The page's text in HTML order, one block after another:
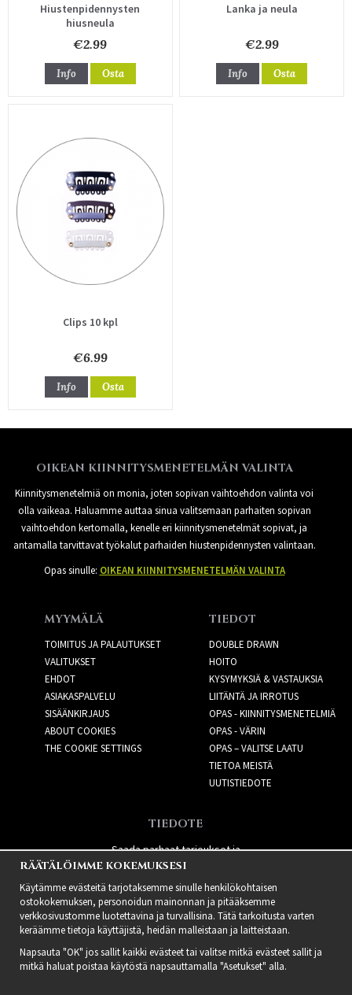
Hiustenpidennysten
hiusneula
€2.99
Info Osta
Lanka ja neula
€2.99
Info Osta
Clips 10 kpl
€6.99
Info Osta
OIKEAN KIINNITYSMENETELMÄN VALINTA
Kiinnitysmenetelmiä on monia, joten sopivan vaihtoehdon valinta voi
olla vaikeaa. Haluamme auttaa sinua valitsemaan parhaiten sopivan
vaihtoehdon kertomalla, kenelle eri kiinnitysmenetelmät sopivat, ja
antamalla tarvittavat työkalut parhaiden hiustenpidennysten valintaan.
Opas sinulle: OIKEAN KIINNITYSMENETELMÄN VALINTA
MYYMÄLÄ
TOIMITUS JA PALAUTUKSET
VALITUKSET
EHDOT
ASIAKASPALVELU
SISÄÄNKIRJAUS
ABOUT COOKIES
THE COOKIE SETTINGS
TIEDOT
DOUBLE DRAWN
HOITO
KYSYMYKSIÄ & VASTAUKSIA
LIITÄNTÄ JA IRROTUS
OPAS - KIINNITYSMENETELMIÄ
OPAS - VÄRIN
OPAS – VALITSE LAATU
TIETOA MEISTÄ
UUTISTIEDOTE
TIEDOTE
Saada parhaat tarjoukset ja
uusia tuotteita!
RÄÄTÄLÖIMME KOKEMUKSESI
Käytämme evästeitä tarjotaksemme sinulle henkilökohtaisen
ostokokemuksen, personoidun mainonnan ja pitääksemme
verkkosivustomme luotettavina ja turvallisina. Tätä tarkoitusta varten
keräämme tietoja käyttäjistä, heidän malleistaan ​​ja laitteistaan.
Napsauta "OK" jos sallit kaikki evästeet tai valitse mitkä evästeet sallit ja
mitkä haluat poistaa käytöstä napsauttamalla "Asetukset" alla.